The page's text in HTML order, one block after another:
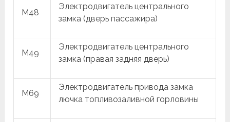
M48
Электродвигатель центрального
замка (дверь пассажира)
M49
Электродвигатель центрального
замка (правая задняя дверь)
M69
Электродвигатель привода замка
лючка топливозаливной горловины